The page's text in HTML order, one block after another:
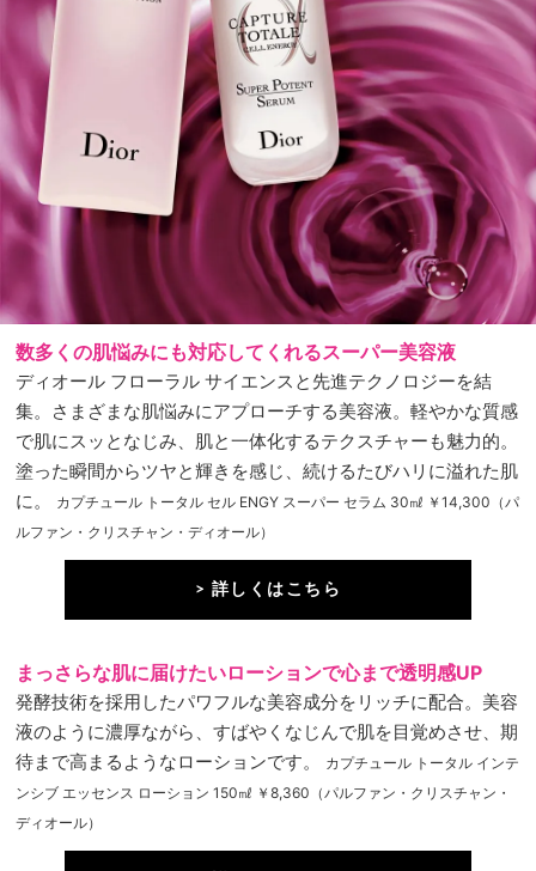
数多くの肌悩みにも対応してくれるスーパー美容液
ディオール フローラル サイエンスと先進テクノロジーを結
集。さまざまな肌悩みにアプローチする美容液。軽やかな質感
で肌にスッとなじみ、肌と一体化するテクスチャーも魅力的。
塗った瞬間からツヤと輝きを感じ、続けるたびハリに溢れた肌
に。
カプチュール トータル セル ENGY スーパー セラム 30㎖ ￥14,300（パ
ルファン・クリスチャン・ディオール）
> 詳しくはこちら
まっさらな肌に届けたいローションで心まで透明感UP
発酵技術を採用したパワフルな美容成分をリッチに配合。美容
液のように濃厚ながら、すばやくなじんで肌を目覚めさせ、期
待まで高まるようなローションです。
カプチュール トータル インテ
ンシブ エッセンス ローション 150㎖ ￥8,360（パルファン・クリスチャン・
ディオール）